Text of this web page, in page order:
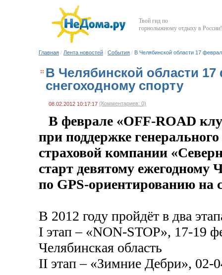
Твой гид по
горнолыжному отдыху в России!
Главная / Лента новостей / События / В Челябинской области 17
В Челябинской области
снегоходному спорту
08.02.2012 10:17:17 (Комментариев: 0)
В феврале «OFF-ROAD
при поддержке
страховой компании
старт девятому ежегодному
по GPS-ориентированию на
В 2012 году пройдёт в два
I этап – «NON-STOP», 17-19
Челябинская область
II этап – «Зимние Дебри», 02-